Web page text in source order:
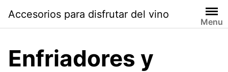
contenido
Accesorios para disfrutar del vino
Menu
Enfriadores y